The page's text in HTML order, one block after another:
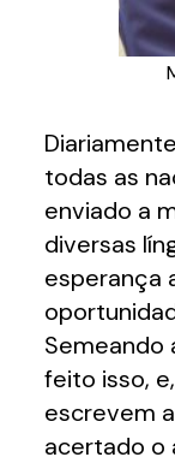
todas as
enviado a
diversas
esperança
Semeando
feito isso,
escrevem
acertado o